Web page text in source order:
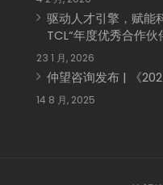
驱动人才引擎，赋能
TCL“年度优秀合作伙
23 1 月, 2026
仲望咨询发布 | 《
14 8 月, 2025